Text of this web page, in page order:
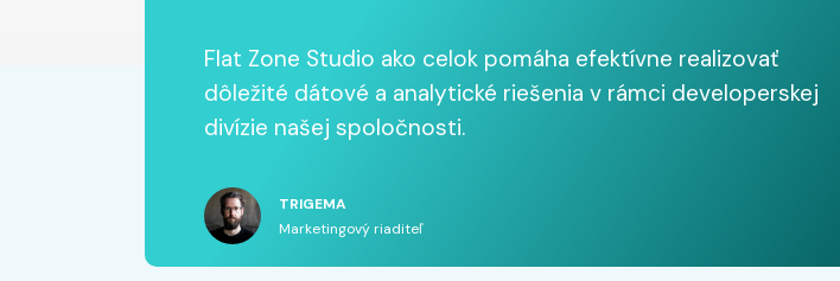
Flat Zone Studio ako celok pomáha efektívne realizovať
dôležité dátové a analytické riešenia v rámci developerskej
divízie našej spoločnosti.
TRIGEMA
Marketingový riaditeľ